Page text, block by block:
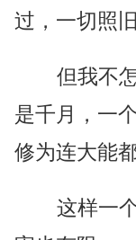
过，一切照
但我不
是千月，一
修为连大能
这样一